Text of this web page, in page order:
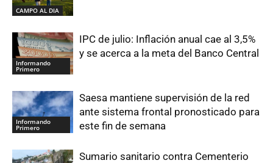
CAMPO AL DIA
Informando
Primero
IPC de julio: Inflación anual cae al 3,5%
y se acerca a la meta del Banco Central
Informando
Primero
Saesa mantiene supervisión de la red
ante sistema frontal pronosticado para
este fin de semana
Sumario sanitario contra Cementerio